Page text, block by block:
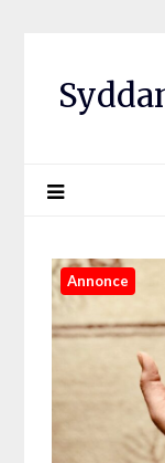
Annonce